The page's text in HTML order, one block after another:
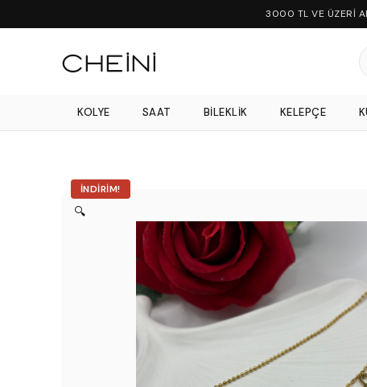
3000 TL VE ÜZERİ
KOLYE SAAT BILEKLIK KELEPÇE
İNDIRIM!
🔍